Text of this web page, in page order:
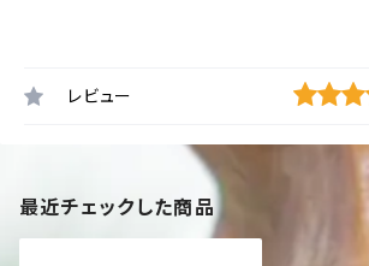
レビュー
最近チェックした商品